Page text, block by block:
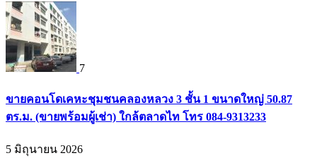
7
ขายคอนโดเคหะชุมชนคลองหลวง 3 ชั้น 1 ขนาดใหญ่ 50.87
ตร.ม. (ขายพร้อมผู้เช่า) ใกล้ตลาดไท โทร 084-9313233
5 มิถุนายน 2026